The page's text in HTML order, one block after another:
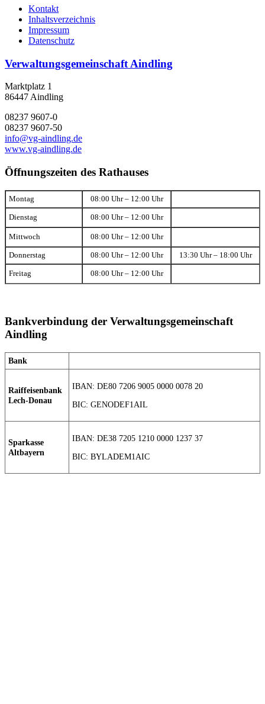
Kontakt
Inhaltsverzeichnis
Impressum
Datenschutz
Verwaltungsgemeinschaft Aindling
Marktplatz 1
86447 Aindling
08237 9607-0
08237 9607-50
info@vg-aindling.de
www.vg-aindling.de
Öffnungszeiten des Rathauses
Montag 08:00 Uhr – 12:00 Uhr
Dienstag 08:00 Uhr – 12:00 Uhr
Mittwoch 08:00 Uhr – 12:00 Uhr
Donnerstag 08:00 Uhr – 12:00 Uhr 13:30 Uhr – 18:00 Uhr
Freitag 08:00 Uhr – 12:00 Uhr
Bankverbindung der Verwaltungsgemeinschaft
Aindling
Bank
Raiffeisenbank
Lech-Donau
IBAN: DE80 7206 9005 0000 0078 20
BIC: GENODEF1AIL
Sparkasse
Altbayern
IBAN: DE38 7205 1210 0000 1237 37
BIC: BYLADEM1AIC